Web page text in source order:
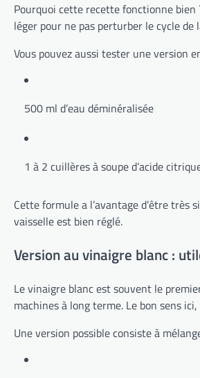
Pourquoi cette recette fonctionne bien
léger pour ne pas perturber le cycle de
Vous pouvez aussi tester une version
500 ml d’eau déminéralisée
1 à 2 cuillères à soupe d’acide
Cette formule a l’avantage d’être
vaisselle est bien réglé.
Version au vinaigre blanc :
Le vinaigre blanc est souvent le
machines à long terme. Le bon sens
Une version possible consiste à